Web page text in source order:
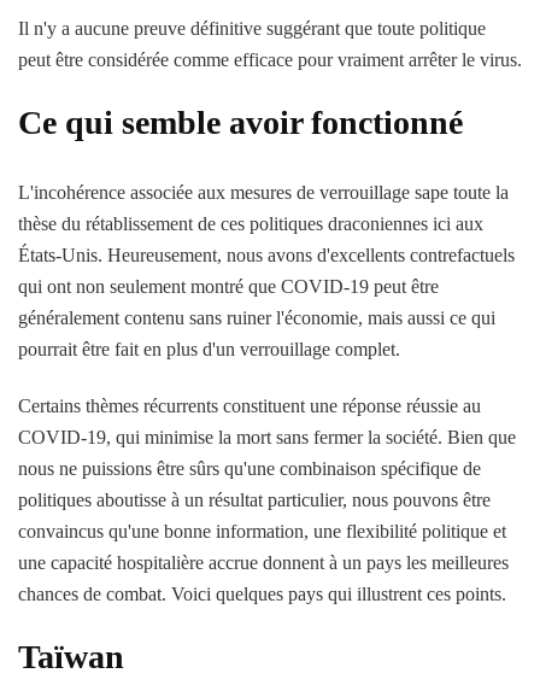
Il n'y a aucune preuve définitive suggérant que toute politique
peut être considérée comme efficace pour vraiment arrêter le virus.
Ce qui semble avoir fonctionné
L'incohérence associée aux mesures de verrouillage sape toute la
thèse du rétablissement de ces politiques draconiennes ici aux
États-Unis. Heureusement, nous avons d'excellents contrefactuels
qui ont non seulement montré que COVID-19 peut être
généralement contenu sans ruiner l'économie, mais aussi ce qui
pourrait être fait en plus d'un verrouillage complet.
Certains thèmes récurrents constituent une réponse réussie au
COVID-19, qui minimise la mort sans fermer la société. Bien que
nous ne puissions être sûrs qu'une combinaison spécifique de
politiques aboutisse à un résultat particulier, nous pouvons être
convaincus qu'une bonne information, une flexibilité politique et
une capacité hospitalière accrue donnent à un pays les meilleures
chances de combat. Voici quelques pays qui illustrent ces points.
Taïwan